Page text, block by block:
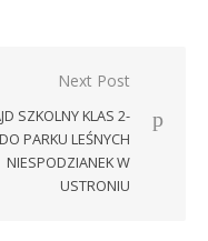
Next Post
SZKOLNY KLAS 2-
PARKU LEŚNYCH
NIESPODZIANEK W
USTRONIU